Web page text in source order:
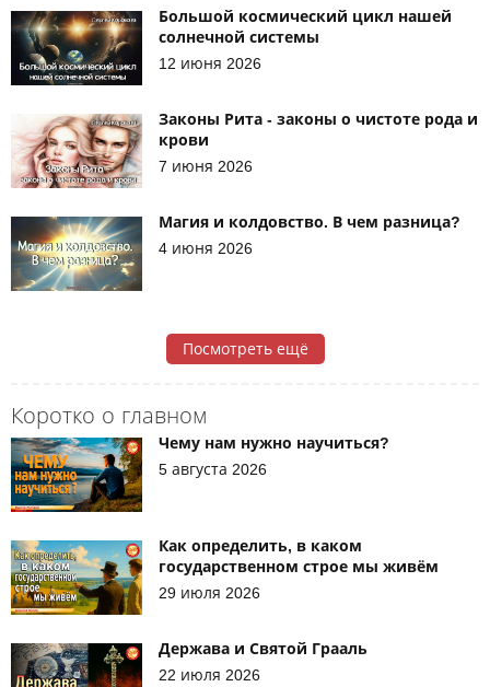
Коротко о главном
Чему нам нужно научиться?
5 августа 2026
Как определить, в каком
государственном строе мы живём
29 июля 2026
Держава и Святой Грааль
22 июля 2026
Большой космический цикл нашей
солнечной системы
12 июня 2026
Законы Рита - законы о чистоте рода и
крови
7 июня 2026
Магия и колдовство. В чем разница?
4 июня 2026
Посмотреть ещё